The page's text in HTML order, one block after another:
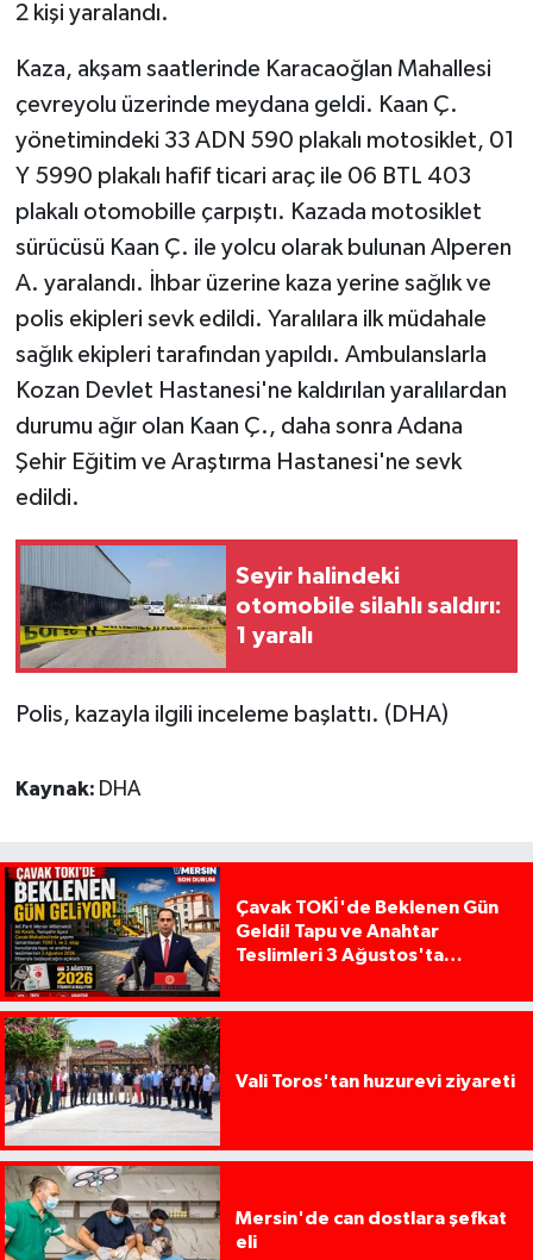
2 kişi yaralandı.
Kaza, akşam saatlerinde Karacaoğlan Mahallesi
çevreyolu üzerinde meydana geldi. Kaan Ç.
yönetimindeki 33 ADN 590 plakalı motosiklet, 01
Y 5990 plakalı hafif ticari araç ile 06 BTL 403
plakalı otomobille çarpıştı. Kazada motosiklet
sürücüsü Kaan Ç. ile yolcu olarak bulunan Alperen
A. yaralandı. İhbar üzerine kaza yerine sağlık ve
polis ekipleri sevk edildi. Yaralılara ilk müdahale
sağlık ekipleri tarafından yapıldı. Ambulanslarla
Kozan Devlet Hastanesi'ne kaldırılan yaralılardan
durumu ağır olan Kaan Ç., daha sonra Adana
Şehir Eğitim ve Araştırma Hastanesi'ne sevk
edildi.
Seyir halindeki
otomobile silahlı saldırı:
1 yaralı
Polis, kazayla ilgili inceleme başlattı. (DHA)
Kaynak: DHA
Çavak TOKİ'de Beklenen Gün
Geldi! Tapu ve Anahtar
Teslimleri 3 Ağustos'ta
Vali Toros'tan huzurevi ziyareti
Mersin'de can dostlara şefkat
eli